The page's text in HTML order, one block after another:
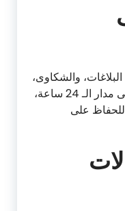
والشكاوى،
بشكل يومي طوال أيام الأسبوع على مدار الـ 24 ساعة،
للحفاظ على